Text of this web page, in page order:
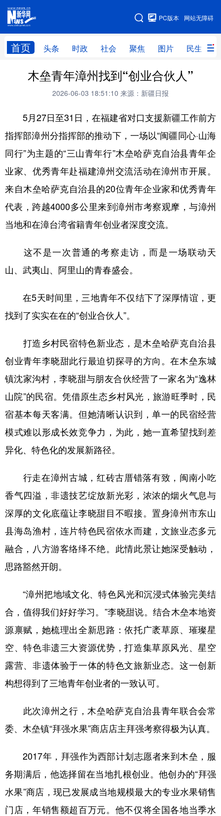
网站无障碍
PC版本
首页 头条 时政 社会 聚焦 图片 民生
网站地图
头条 时政 社会 聚焦
民生 访谈
访惠聚 专题 服务 援疆
云游新疆 云端悦读 云看书画 光影新疆
人事频道 融媒体联播 廉政频道 新华视角看新疆
地方频道
浙江 安徽 福建 江西
广东 广西 海南 重庆
四川 贵州
陕西 甘肃 青海 宁夏
新疆 内蒙古 黑龙江
多语种频道
English Español Français عربى
木垒青年漳州找到“创业合伙人”
2026-06-03 18:51:10 来源：新疆日报
5月27日至31日，在福建省对口支援新疆工作前方
指挥部漳州分指挥部的推动下，一场以“闽疆同心·山海
同行”为主题的“三山青年行”木垒哈萨克自治县青年企
业家、优秀青年赴福建漳州交流活动在漳州市开展。
来自木垒哈萨克自治县的20位青年企业家和优秀青年
代表，跨越4000多公里来到漳州市考察观摩，与漳州
当地和在漳台湾省籍青年创业者深度交流。
这不是一次普通的考察走访，而是一场联动天
山、武夷山、阿里山的青春盛会。
在5天时间里，三地青年不仅结下了深厚情谊，更
找到了实实在在的“创业合伙人”。
打造乡村民宿特色新业态，是木垒哈萨克自治县
创业青年李晓甜此行最迫切探寻的方向。在木垒东城
镇沈家沟村，李晓甜与朋友合伙经营了一家名为“逸林
山院”的民宿。凭借原生态乡村风光，旅游旺季时，民
宿基本每天客满。但她清晰认识到，单一的民宿经营
模式难以形成长效竞争力，为此，她一直希望找到差
异化、特色化的发展新路径。
行走在漳州古城，红砖古厝错落有致，闽南小吃
香气四溢，非遗技艺绽放新光彩，浓浓的烟火气息与
深厚的文化底蕴让李晓甜目不暇接。置身漳州市东山
县海岛渔村，连片特色民宿依水而建，文旅业态多元
融合，八方游客络绎不绝。此情此景让她深受触动，
思路豁然开朗。
“漳州把地域文化、特色风光和沉浸式体验完美结
合，值得我们好好学习。”李晓甜说。结合木垒本地资
源禀赋，她梳理出全新思路：依托广袤草原、璀璨星
空、特色非遗三大资源优势，打造集草原风光、星空
露营、非遗体验于一体的特色文旅新业态。这一创新
构想得到了三地青年创业者的一致认可。
此次漳州之行，木垒哈萨克自治县青年联合会常
委、木垒镇“拜强水果”商店店主拜强考察得极为认真。
2017年，拜强作为西部计划志愿者来到木垒，服
务期满后，他选择留在当地扎根创业。他创办的“拜强
水果”商店，现已发展成当地规模最大的专业水果销售
门店，年销售额超百万元。他不仅将全国各地当季水